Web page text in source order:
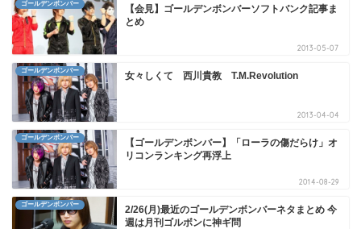
ゴールデンボンバー
【会見】ゴールデンボンバーソフトバンク記事ま
とめ
2013-05-07
ゴールデンボンバー 女々しくて 西川貴教 T.M.Revolution
2013-04-04
ゴールデンボンバー
【ゴールデンボンバー】「ローラの傷だらけ」オ
リコンランキング再浮上
2014-08-29
ゴールデンボンバー
2/26(月)最近のゴールデンボンバーネタまとめ 今
週は月刊ゴルボンに神ギ問